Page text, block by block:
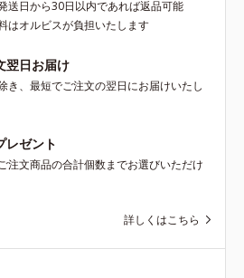
送日から30日以内であれば返品可能
はオルビスが負担いたします
翌日お届け
き、最短でご注文の翌日にお届けいたし
レゼント
注文商品の合計個数までお選びいただけ
詳しくはこちら